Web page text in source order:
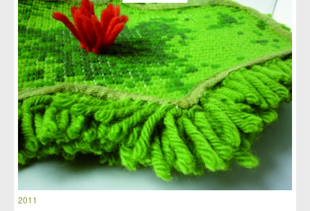
2011